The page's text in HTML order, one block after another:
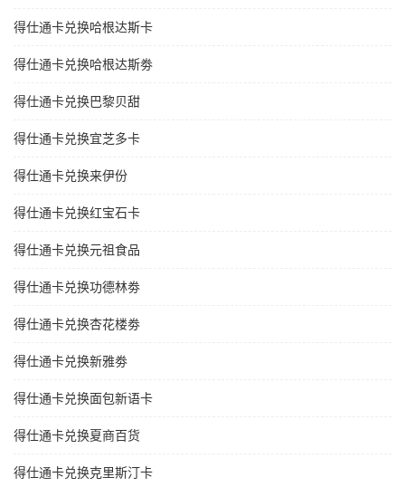
得仕通卡兑换哈根达斯卡
得仕通卡兑换哈根达斯劵
得仕通卡兑换巴黎贝甜
得仕通卡兑换宜芝多卡
得仕通卡兑换来伊份
得仕通卡兑换红宝石卡
得仕通卡兑换元祖食品
得仕通卡兑换功德林劵
得仕通卡兑换杏花楼劵
得仕通卡兑换新雅劵
得仕通卡兑换面包新语卡
得仕通卡兑换夏商百货
得仕通卡兑换克里斯汀卡